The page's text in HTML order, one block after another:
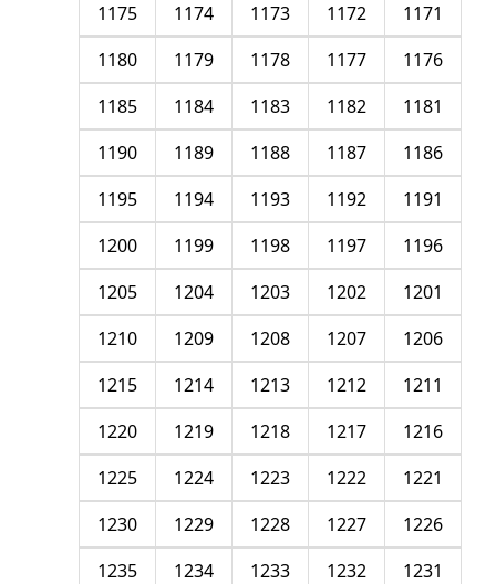
1171
1172
1173
1174
1175
1176
1177
1178
1179
1180
1181
1182
1183
1184
1185
1186
1187
1188
1189
1190
1191
1192
1193
1194
1195
1196
1197
1198
1199
1200
1201
1202
1203
1204
1205
1206
1207
1208
1209
1210
1211
1212
1213
1214
1215
1216
1217
1218
1219
1220
1221
1222
1223
1224
1225
1226
1227
1228
1229
1230
1231
1232
1233
1234
1235